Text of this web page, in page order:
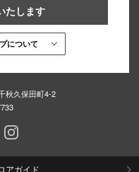
たします
について
秋久保田町4-2
アガイド